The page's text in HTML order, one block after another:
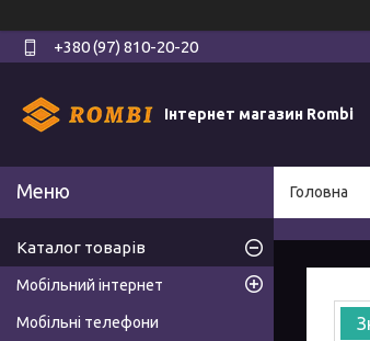
+380 (97) 810-20-20
Інтернет магазин Rombi
Головна
Каталог товарів
Мобільний інтернет
Мобільні телефони